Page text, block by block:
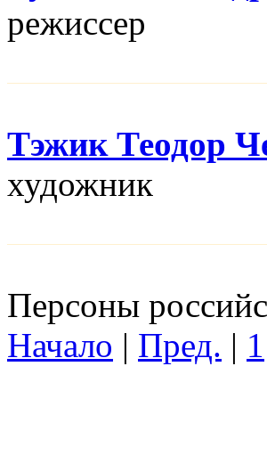
режисcер
Тэжик Теодор
художник
Персоны
Начало | Пред. | 1